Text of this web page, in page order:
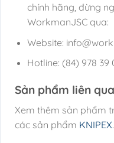
chính hãng, đừng
WorkmanJSC qua:
Website:
Hotline: (84) 978 39
Sản phẩm liên
Xem thêm sản phẩm
các sản phẩm KNIPEX.